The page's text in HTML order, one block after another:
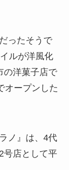
ったそうで
ルが洋風化
の洋菓子店で
オープンした
ノ』は、4代
号店として平